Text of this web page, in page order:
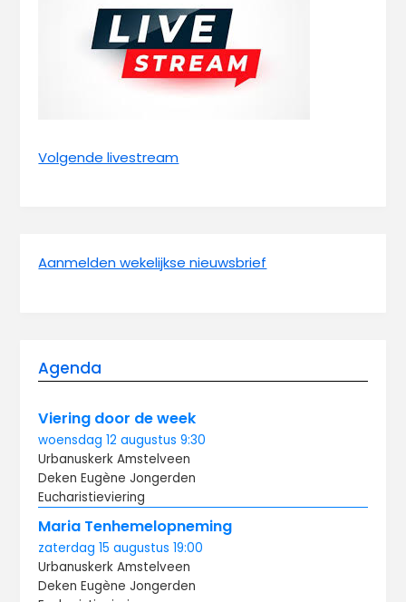
Volgende livestream
Aanmelden wekelijkse nieuwsbrief
Agenda
Viering door de week
woensdag 12 augustus9:30
Urbanuskerk Amstelveen
Deken Eugène Jongerden
Eucharistieviering
Maria Tenhemelopneming
zaterdag 15 augustus19:00
Urbanuskerk Amstelveen
Deken Eugène Jongerden